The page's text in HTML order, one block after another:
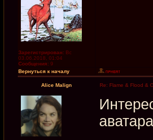
Зарегистрирован: Вс
03.06.2018, 01:04
Сообщения: 9
Вернуться к началу
Alice Malign Re: Flame & Flood &